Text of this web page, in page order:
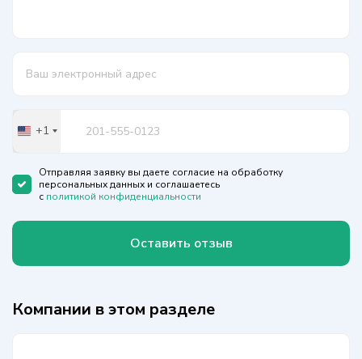
United
+1
Отправляя заявку вы даете согласие на обработку
персональных данных и соглашаетесь
с политикой конфиденциальности
Оставить отзыв
Компании в этом разделе